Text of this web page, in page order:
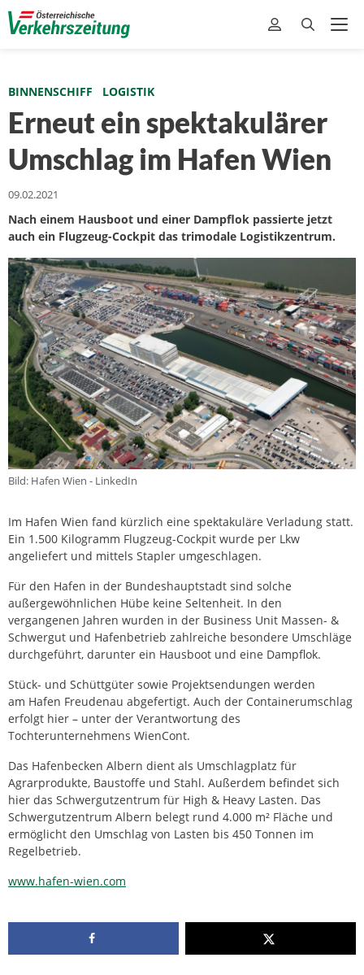
BINNENSCHIFF LOGISTIK
Erneut ein spektakulärer
Umschlag im Hafen Wien
09.02.2021
Nach einem Hausboot und einer Dampflok passierte jetzt
auch ein Flugzeug-Cockpit das trimodale Logistikzentrum.
Bild: Hafen Wien - LinkedIn
Im Hafen Wien fand kürzlich eine spektakuläre Verladung statt.
Ein 1.500 Kilogramm Flugzeug-Cockpit wurde per Lkw
angeliefert und mittels Stapler umgeschlagen.
Für den Hafen in der Bundeshauptstadt sind solche
außergewöhnlichen Hübe keine Seltenheit. In den
vergangenen Jahren wurden in der Business Unit Massen- &
Schwergut und Hafenbetrieb zahlreiche besondere Umschläge
durchgeführt, darunter ein Hausboot und eine Dampflok.
Stück- und Schüttgüter sowie Projektsendungen werden
am Hafen Freudenau abgefertigt. Auch der Containerumschlag
erfolgt hier – unter der Verantwortung des
Tochterunternehmens WienCont.
Das Hafenbecken Albern dient als Umschlagplatz für
Agrarprodukte, Baustoffe und Stahl. Außerdem befindet sich
hier das Schwergutzentrum für High & Heavy Lasten. Das
Schwergutzentrum Albern belegt rund 4.000 m² Fläche und
ermöglicht den Umschlag von Lasten bis 450 Tonnen im
Regelbetrieb.
www.hafen-wien.com